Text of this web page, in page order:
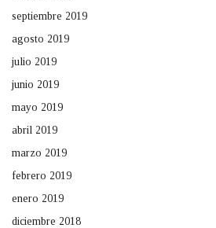
septiembre 2019
agosto 2019
julio 2019
junio 2019
mayo 2019
abril 2019
marzo 2019
febrero 2019
enero 2019
diciembre 2018